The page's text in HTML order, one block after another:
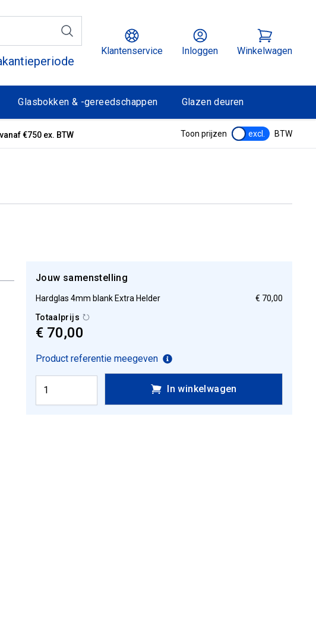
Klantenservice Inloggen Winkelwagen
Glasbokken & -gereedschappen Glazen deuren
€750 ex. BTW
Toon prijzen excl. BTW
Jouw samenstelling
Hardglas 4mm blank Extra Helder
€ 70,00
Totaalprijs
€ 70,00
Product referentie meegeven
In winkelwagen